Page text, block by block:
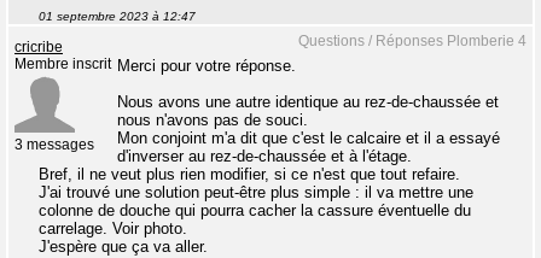
01 septembre 2023 à 12:47
Questions / Réponses Plomberie 4
cricribe
Membre inscrit
3 messages
Merci pour votre réponse.
Nous avons une autre identique au rez-de-chaussée et
nous n'avons pas de souci.
Mon conjoint m'a dit que c'est le calcaire et il a essayé
d'inverser au rez-de-chaussée et à l'étage.
Bref, il ne veut plus rien modifier, si ce n'est que tout refaire.
J'ai trouvé une solution peut-être plus simple : il va mettre une
colonne de douche qui pourra cacher la cassure éventuelle du
carrelage. Voir photo.
J'espère que ça va aller.